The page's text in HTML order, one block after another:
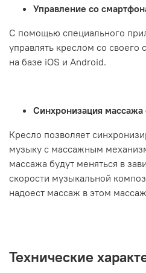
Управление со
С помощью специального
управлять креслом со
на базе iOS и Android.
Синхронизация
Кресло позволяет
музыку с массажным
массажа будут меняться в
скорости музыкальной
надоест массаж в этом
Технические